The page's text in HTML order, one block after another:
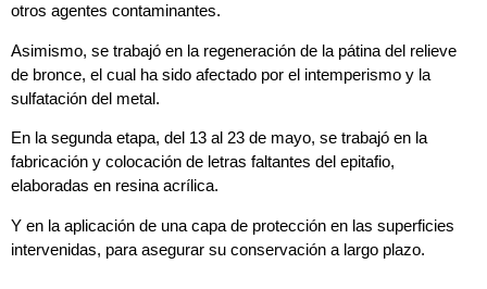
otros agentes contaminantes.
Asimismo, se trabajó en la regeneración de la pátina del relieve
de bronce, el cual ha sido afectado por el intemperismo y la
sulfatación del metal.
En la segunda etapa, del 13 al 23 de mayo, se trabajó en la
fabricación y colocación de letras faltantes del epitafio,
elaboradas en resina acrílica.
Y en la aplicación de una capa de protección en las superficies
intervenidas, para asegurar su conservación a largo plazo.